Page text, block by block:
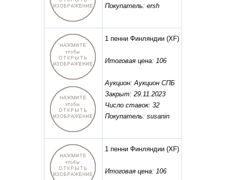
Покупатель: ersh
1 пенни Финляндии (XF)
Итоговая цена: 106
Аукцион: Аукцион СПБ
Закрыт: 29.11.2023
Число ставок: 32
Покупатель: susanin
1 пенни Финляндии (XF)
Итоговая цена: 106